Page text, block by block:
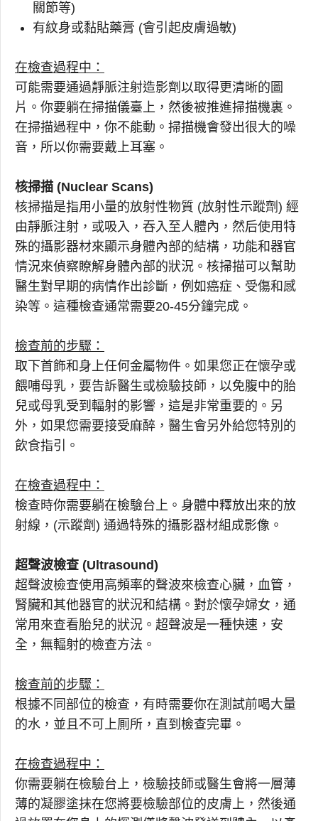
關節等)
有紋身或黏貼藥膏 (會引起皮膚過敏)
在檢查過程中：
可能需要通過靜脈注射造影劑以取得更清晰的圖
片。你要躺在掃描儀臺上，然後被推進掃描機裏。
在掃描過程中，你不能動。掃描機會發出很大的噪
音，所以你需要戴上耳塞。
核掃描 (Nuclear Scans)
核掃描是指用小量的放射性物質 (放射性示蹤劑) 經
由靜脈注射，或吸入，吞入至人體內，然后使用特
殊的攝影器材來顯示身體內部的結構，功能和器官
情況來偵察瞭解身體內部的狀況。核掃描可以幫助
醫生對早期的病情作出診斷，例如癌症、受傷和感
染等。這種檢查通常需要20-45分鐘完成。
檢查前的步驟：
取下首飾和身上任何金屬物件。如果您正在懷孕或
餵哺母乳，要告訴醫生或檢驗技師，以免腹中的胎
兒或母乳受到輻射的影響，這是非常重要的。另
外，如果您需要接受麻醉，醫生會另外給您特別的
飲食指引。
在檢查過程中：
檢查時你需要躺在檢驗台上。身體中釋放出來的放
射線，(示蹤劑) 通過特殊的攝影器材組成影像。
超聲波檢查 (Ultrasound)
超聲波檢查使用高頻率的聲波來檢查心臟，血管，
腎臟和其他器官的狀況和結構。對於懷孕婦女，通
常用來查看胎兒的狀況。超聲波是一種快速，安
全，無輻射的檢查方法。
檢查前的步驟：
根據不同部位的檢查，有時需要你在測試前喝大量
的水，並且不可上厠所，直到檢查完畢。
在檢查過程中：
你需要躺在檢驗台上，檢驗技師或醫生會將一層薄
薄的凝膠塗抹在您將要檢驗部位的皮膚上，然後通